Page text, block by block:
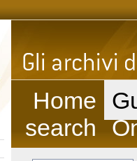
Home
search